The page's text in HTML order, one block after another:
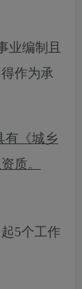
业编制且
作为承
有《城乡
质。
5个工作